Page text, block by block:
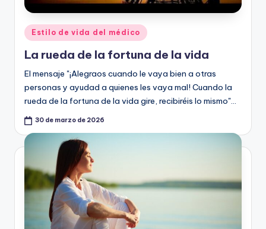
Publicado
en
Estilo de vida del médico
La rueda de la fortuna de la vida
El mensaje "¡Alegraos cuando le vaya bien a otras
personas y ayudad a quienes les vaya mal! Cuando la
rueda de la fortuna de la vida gire, recibiréis lo mismo"…
30 de marzo de 2026